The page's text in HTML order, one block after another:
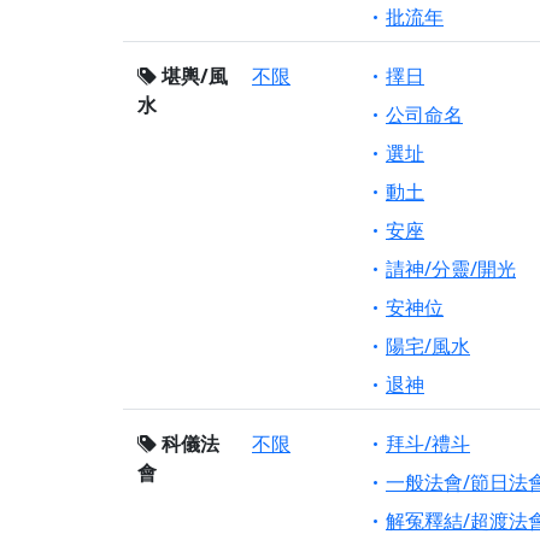
批流年
堪輿/風
水
不限
擇日
公司命名
選址
動土
安座
請神/分靈/開光
安神位
陽宅/風水
退神
科儀法
會
不限
拜斗/禮斗
一般法會/節日法
解冤釋結/超渡法